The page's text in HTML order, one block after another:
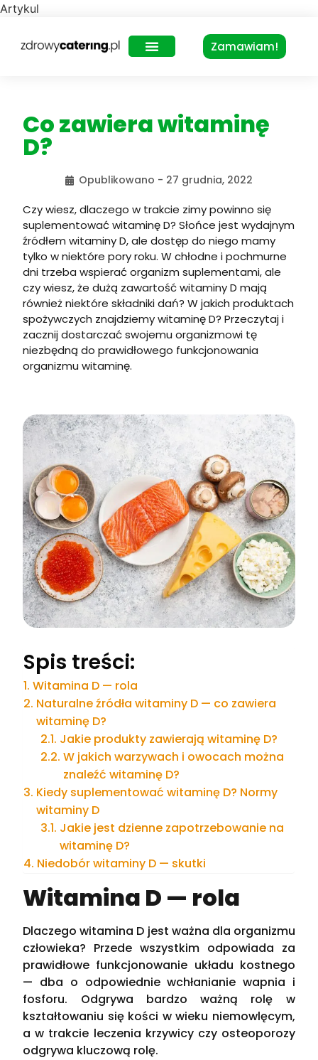
Artykul
Zamawiam!
Co zawiera witaminę
D?
Opublikowano - 27 grudnia, 2022
Czy wiesz, dlaczego w trakcie zimy powinno się
suplementować witaminę D? Słońce jest wydajnym
źródłem witaminy D, ale dostęp do niego mamy
tylko w niektóre pory roku. W chłodne i pochmurne
dni trzeba wspierać organizm suplementami, ale
czy wiesz, że dużą zawartość witaminy D mają
również niektóre składniki dań? W jakich produktach
spożywczych znajdziemy witaminę D? Przeczytaj i
zacznij dostarczać swojemu organizmowi tę
niezbędną do prawidłowego funkcjonowania
organizmu witaminę.
Spis treści:
Witamina D — rola
Naturalne źródła witaminy D — co zawiera
witaminę D?
Jakie produkty zawierają witaminę D?
W jakich warzywach i owocach można
znaleźć witaminę D?
Kiedy suplementować witaminę D? Normy
witaminy D
Jakie jest dzienne zapotrzebowanie na
witaminę D?
Niedobór witaminy D — skutki
Witamina D — rola
Dlaczego witamina D jest ważna dla organizmu
człowieka? Przede wszystkim odpowiada za
prawidłowe funkcjonowanie układu kostnego
— dba o odpowiednie wchłanianie wapnia i
fosforu. Odgrywa bardzo ważną rolę w
kształtowaniu się kości w wieku niemowlęcym,
a w trakcie leczenia krzywicy czy osteoporozy
odgrywa kluczową rolę.